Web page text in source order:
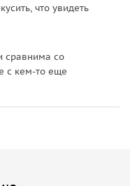
что увидеть
сравнима со
с кем-то еще